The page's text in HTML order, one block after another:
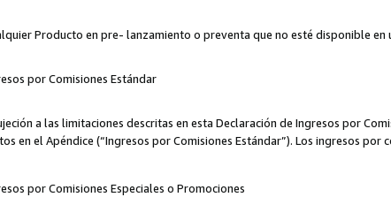
Producto en pre- lanzamiento o preventa que no esté disponible en
por Comisiones Estándar
a las limitaciones descritas en esta Declaración de Ingresos por
en el Apéndice (“Ingresos por Comisiones Estándar”). Los ingresos
por Comisiones Especiales o Promociones